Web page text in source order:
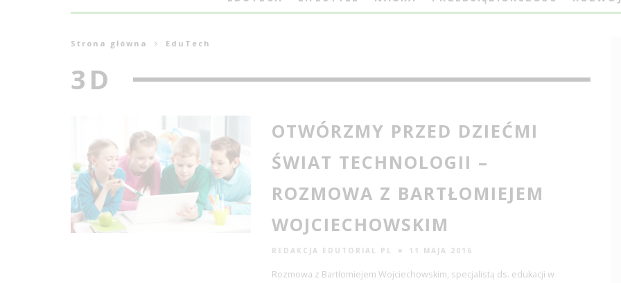
Strona główna EduTech
3D
OTWÓRZMY PRZED DZIEĆMI
ŚWIAT TECHNOLOGII –
ROZMOWA Z BARTŁOMIEJEM
WOJCIECHOWSKIM
REDAKCJA EDUTORIAL.PL 11 MAJA 2016
Rozmowa z Bartłomiejem Wojciechowskim, specjalistą ds. edukacji w